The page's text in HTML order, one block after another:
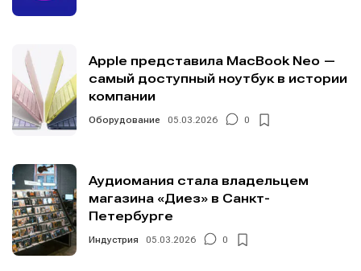
Apple представила MacBook Neo —
самый доступный ноутбук в истории
компании
Оборудование 05.03.2026 0
Аудиомания стала владельцем
магазина «Диез» в Санкт-
Петербурге
Индустрия 05.03.2026 0